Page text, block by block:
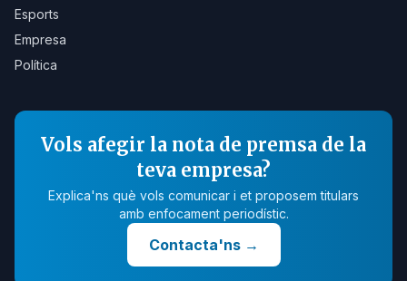
Esports
Empresa
Política
Vols afegir la nota de premsa de la
teva empresa?
Explica'ns què vols comunicar i et proposem titulars
amb enfocament periodístic.
Contacta'ns→